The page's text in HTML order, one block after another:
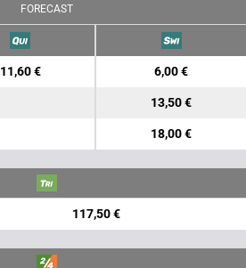
FORECAST
11,60 € 6,00 €
13,50 €
18,00 €
117,50 €